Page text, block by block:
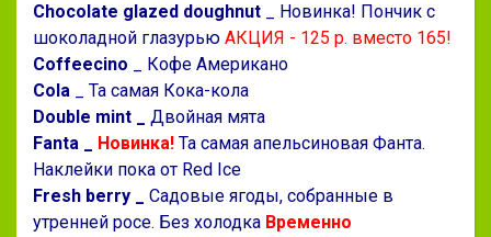
Chocolate glazed doughnut _ Новинка! Пончик с
шоколадной глазурью АКЦИЯ - 125 р. вместо 165!
Coffeecino _ Кофе Американо
Cola _ Та самая Кока-кола
Double mint _ Двойная мята
Fanta _ Новинка! Та самая апельсиновая Фанта.
Наклейки пока от Red Ice
Fresh berry _ Садовые ягоды, собранные в
утренней росе. Без холодка Временно